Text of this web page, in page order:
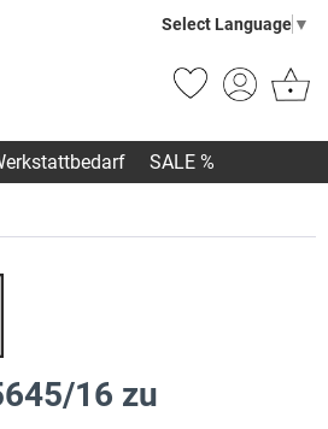
Select Language ▼
SALE %
16 zu